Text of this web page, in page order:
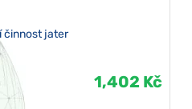
činnost jater
1,402 Kč